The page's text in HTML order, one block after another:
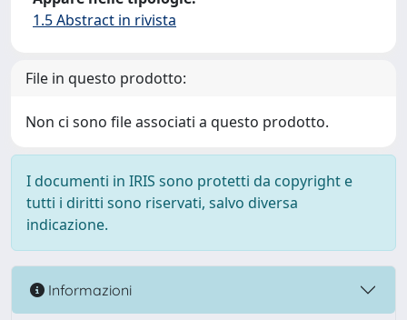
1.5 Abstract in rivista
File in questo prodotto:
Non ci sono file associati a questo prodotto.
I documenti in IRIS sono protetti da copyright e
tutti i diritti sono riservati, salvo diversa
indicazione.
Informazioni